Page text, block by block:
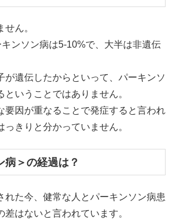
ん。
ンソン病は5-10%で、大半は非遺伝
が遺伝したからといって、パーキンソ
ということではありません。
要因が重なることで発症すると言われ
っきりと分かっていません。
病＞の経過は？
れた今、健常な人とパーキンソン病患
はないと言われています。